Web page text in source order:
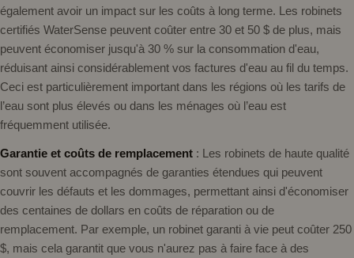
également avoir un impact sur les coûts à long terme. Les robinets
certifiés WaterSense peuvent coûter entre 30 et 50 $ de plus, mais
peuvent économiser jusqu'à 30 % sur la consommation d'eau,
réduisant ainsi considérablement vos factures d'eau au fil du temps.
Ceci est particulièrement important dans les régions où les tarifs de
l’eau sont plus élevés ou dans les ménages où l’eau est
fréquemment utilisée.
Garantie et coûts de remplacement : Les robinets de haute qualité
sont souvent accompagnés de garanties étendues qui peuvent
couvrir les défauts et les dommages, permettant ainsi d'économiser
des centaines de dollars en coûts de réparation ou de
remplacement. Par exemple, un robinet garanti à vie peut coûter 250
$, mais cela garantit que vous n'aurez pas à faire face à des